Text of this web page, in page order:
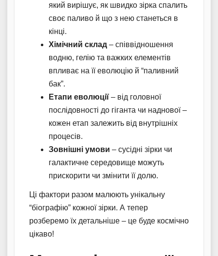
який вирішує, як швидко зірка спалить
своє паливо й що з нею станеться в
кінці.
Хімічний склад – співвідношення
водню, гелію та важких елементів
впливає на її еволюцію й “паливний
бак”.
Етапи еволюції – від головної
послідовності до гіганта чи наднової –
кожен етап залежить від внутрішніх
процесів.
Зовнішні умови – сусідні зірки чи
галактичне середовище можуть
прискорити чи змінити її долю.
Ці фактори разом малюють унікальну
“біографію” кожної зірки. А тепер
розберемо їх детальніше – це буде космічно
цікаво!